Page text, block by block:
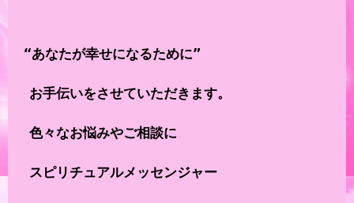
色々なお悩みやご相談に
スピリチュアルメッセンジャー